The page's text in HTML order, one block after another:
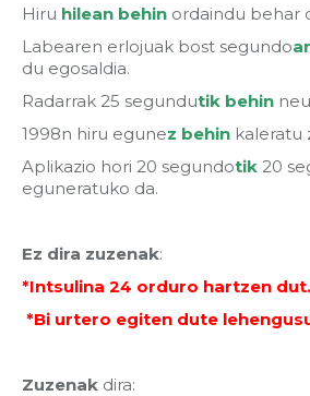
Hiru hilean behin ordaindu behar
Labearen erlojuak bost segundo
du egosaldia.
Radarrak 25 segundutik behin
1998n hiru egunez behin kaleratu
Aplikazio hori 20 segundotik 20
eguneratuko da.
Ez dira zuzenak:
*Intsulina 24 orduro hartzen dut.
*Bi urtero egiten dute
Zuzenak dira: